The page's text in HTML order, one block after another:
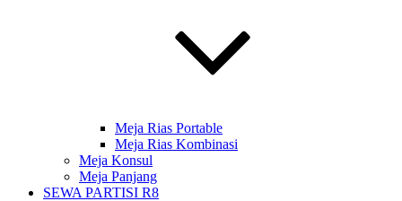
Meja Rias Portable
Meja Rias Kombinasi
Meja Konsul
Meja Panjang
SEWA PARTISI R8